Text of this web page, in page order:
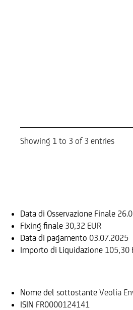
Showing 1 to 3 of 3 entries
Data di Osservazione Finale
Fixing finale 30,32 EUR
Data di pagamento 03.07.2025
Importo di Liquidazione 105,30
Nome del sottostante Veolia
ISIN FR0000124141